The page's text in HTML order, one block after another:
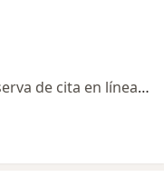
Este especialista no ofrece reserva de cita en línea en esta dirección.